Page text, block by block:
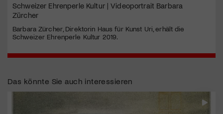
Schweizer Ehrenperle Kultur | Videoportrait Barbara
Zürcher
Barbara Zürcher, Direktorin Haus für Kunst Uri, erhält die
Schweizer Ehrenperle Kultur 2019.
Das könnte Sie auch interessieren